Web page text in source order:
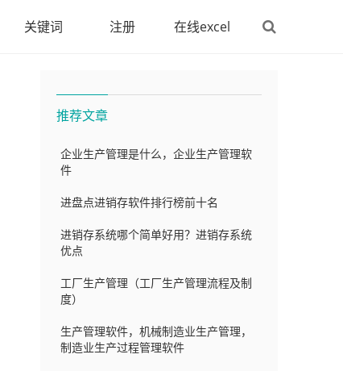
关键词 注册 在线excel
推荐文章
企业生产管理是什么，企业生产管理软
件
进盘点进销存软件排行榜前十名
进销存系统哪个简单好用？进销存系统
优点
工厂生产管理（工厂生产管理流程及制
度）
生产管理软件，机械制造业生产管理，
制造业生产过程管理软件